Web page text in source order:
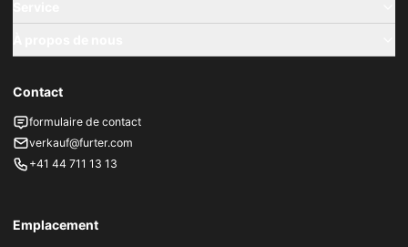
Contact
formulaire de contact
verkauf@furter.com
+41 44 711 13 13
Emplacement